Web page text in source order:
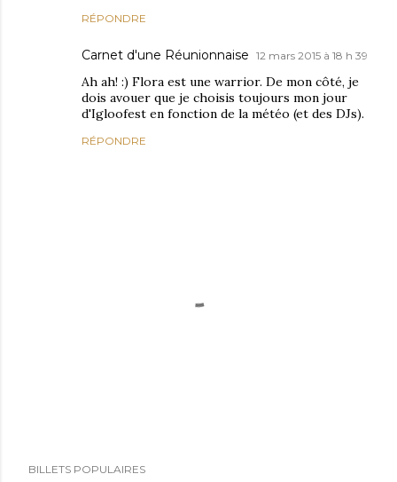
RÉPONDRE
Carnet d'une Réunionnaise 12 mars 2015 à 18 h 39
Ah ah! :) Flora est une warrior. De mon côté, je
dois avouer que je choisis toujours mon jour
d'Igloofest en fonction de la météo (et des DJs).
RÉPONDRE
u
BILLETS POPULAIRES